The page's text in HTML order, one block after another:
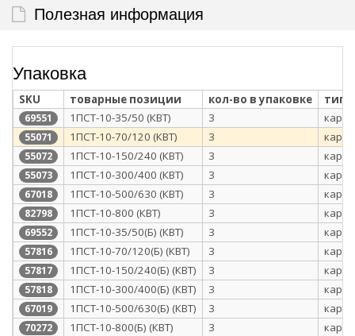
Полезная информация
Упаковка
SKU товарные позиции кол-во в упаковке тип
69551 1ПСТ-10-35/50 (КВТ) 3
55071 1ПСТ-10-70/120 (КВТ) 3
55072 1ПСТ-10-150/240 (КВТ) 3
55073 1ПСТ-10-300/400 (КВТ) 3
67018 1ПСТ-10-500/630 (КВТ) 3
82798 1ПСТ-10-800 (КВТ) 3
69552 1ПСТ-10-35/50(Б) (КВТ) 3
57816 1ПСТ-10-70/120(Б) (КВТ) 3
57817 1ПСТ-10-150/240(Б) (КВТ) 3
57818 1ПСТ-10-300/400(Б) (КВТ) 3
67019 1ПСТ-10-500/630(Б) (КВТ) 3
70272 1ПСТ-10-800(Б) (КВТ) 3